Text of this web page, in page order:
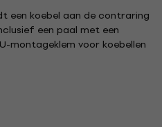
een koebel aan de contraring
een paal met een
montageklem voor koebellen